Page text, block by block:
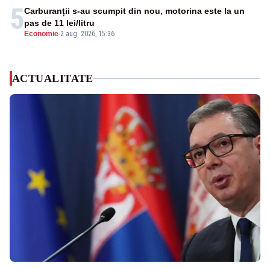
5 Economie-2 aug. 2026, 15:36
Carburanții s-au scumpit din nou, motorina este la un
pas de 11 lei/litru
ACTUALITATE